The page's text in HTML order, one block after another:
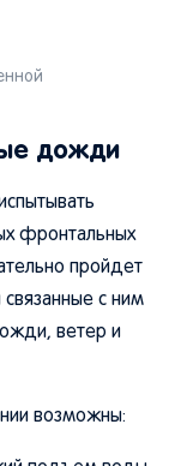
дожди
фронтальных
пройдет
связанные с ним
ветер и
возможны: